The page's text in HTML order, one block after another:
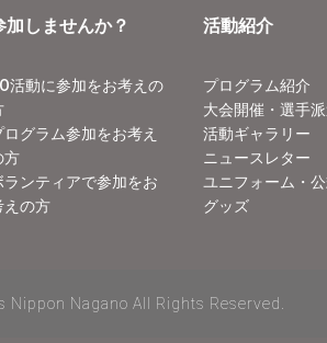
加しませんか？
活動に参加をお考えの
ログラム参加をお考え
方
ランティアで参加をお
えの方
活動紹介
プログラム紹介
大会開催・選手
活動ギャラリー
ニュースレター
ユニフォーム・
グッズ
Nagano All Rights Reserved.